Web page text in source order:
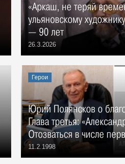
«Аркаш, не теряй
ульяновскому
— 90 лет
26.3.2026
Герои
Юрий Полянсков о
Глава третья:
Отозваться в числе
11.2.1998